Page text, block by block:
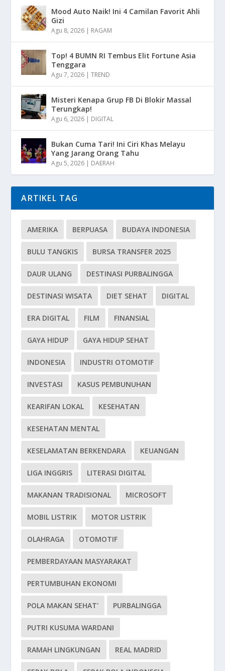
Mood Auto Naik! Ini 4 Camilan Favorit Ahli
Gizi
Agu 8, 2026 | RAGAM
Top! 4 BUMN RI Tembus Elit Fortune Asia
Tenggara
Agu 7, 2026 |TREND
Misteri Kenapa Grup FB Di Blokir Massal
Terungkap!
Agu 6, 2026 | DIGITAL
Bukan Cuma Tari! Ini Ciri Khas Melayu
Yang Jarang Orang Tahu
Agu 5, 2026 | DAERAH
ARTIKEL TAG
AMERIKA BERPUASA BUDAYA INDONESIA
BULU TANGKIS BURSA TRANSFER 2025
DAUR ULANG DESTINASI PURBALINGGA
DESTINASI WISATA DIET SEHAT DIGITAL
ERA DIGITAL FILM FINANSIAL
GAYA HIDUP GAYA HIDUP SEHAT
INDONESIA INDUSTRI OTOMOTIF
INVESTASI KASUS PEMBUNUHAN
KEARIFAN LOKAL KESEHATAN
KESEHATAN MENTAL
KESELAMATAN BERKENDARA KEUANGAN
LIGA INGGRIS LITERASI DIGITAL
MAKANAN TRADISIONAL MICROSOFT
MOBIL LISTRIK MOTOR LISTRIK
OLAHRAGA OTOMOTIF
PEMBERDAYAAN MASYARAKAT
PERTUMBUHAN EKONOMI
POLA MAKAN SEHAT' PURBALINGGA
PUTRI KUSUMA WARDANI
RAMAH LINGKUNGAN REAL MADRID